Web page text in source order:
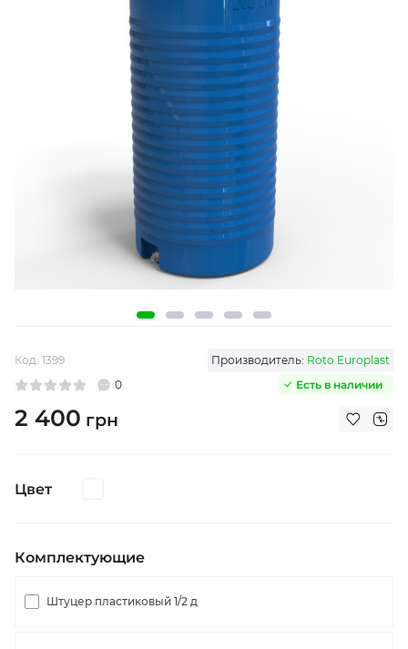
Код: 1399
Есть в наличии
Производитель: Roto Europlast
0
2 400 грн
Цвет
Комплектующие
Штуцер пластиковый 1/2 д